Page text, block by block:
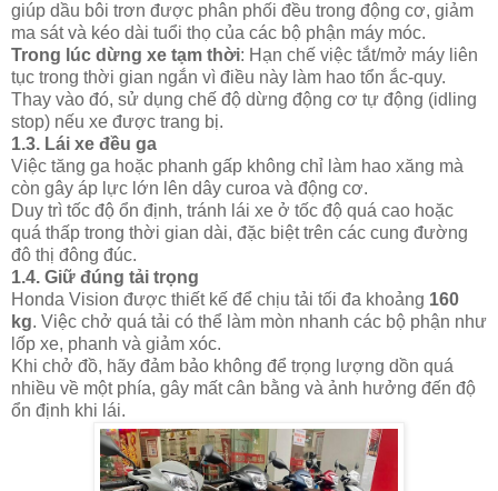
giúp dầu bôi trơn được phân phối đều trong động cơ, giảm
ma sát và kéo dài tuổi thọ của các bộ phận máy móc.
Trong lúc dừng xe tạm thời: Hạn chế việc tắt/mở máy liên
tục trong thời gian ngắn vì điều này làm hao tổn ắc-quy.
Thay vào đó, sử dụng chế độ dừng động cơ tự động (idling
stop) nếu xe được trang bị.
1.3. Lái xe đều ga
Việc tăng ga hoặc phanh gấp không chỉ làm hao xăng mà
còn gây áp lực lớn lên dây curoa và động cơ.
Duy trì tốc độ ổn định, tránh lái xe ở tốc độ quá cao hoặc
quá thấp trong thời gian dài, đặc biệt trên các cung đường
đô thị đông đúc.
1.4. Giữ đúng tải trọng
Honda Vision được thiết kế để chịu tải tối đa khoảng 160
kg. Việc chở quá tải có thể làm mòn nhanh các bộ phận như
lốp xe, phanh và giảm xóc.
Khi chở đồ, hãy đảm bảo không để trọng lượng dồn quá
nhiều về một phía, gây mất cân bằng và ảnh hưởng đến độ
ổn định khi lái.